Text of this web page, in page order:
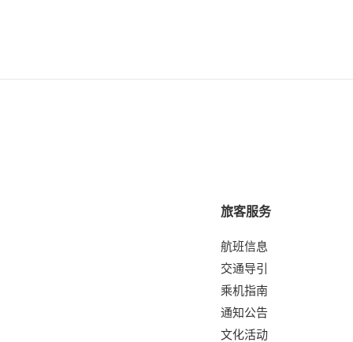
旅客服务
航班信息
交通导引
乘机指南
通知公告
文化活动